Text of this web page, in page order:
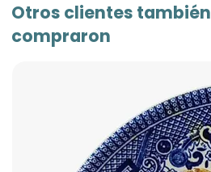
Otros clientes también
compraron